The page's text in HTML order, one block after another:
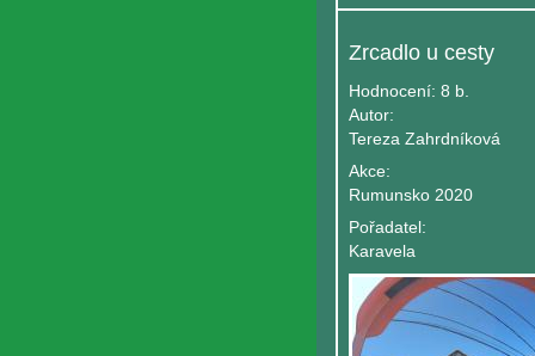
Zrcadlo u cesty
Hodnocení: 8 b.
Autor:
Tereza Zahrdníková
Akce:
Rumunsko 2020
Pořadatel:
Karavela